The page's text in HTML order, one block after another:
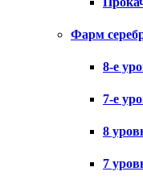
Фарм
8-е
7-е
8
7